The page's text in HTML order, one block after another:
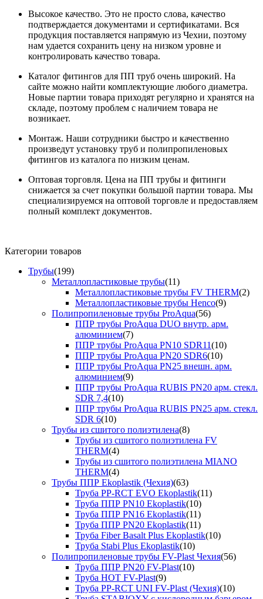
Высокое качество. Это не просто слова, качество
подтверждается документами и сертификатами. Вся
продукция поставляется напрямую из Чехии, поэтому
нам удается сохранить цену на низком уровне и
контролировать качество товара.
Каталог фитингов для ПП труб очень широкий. На
сайте можно найти комплектующие любого диаметра.
Новые партии товара приходят регулярно и хранятся на
складе, поэтому проблем с наличием товара не
возникает.
Монтаж. Наши сотрудники быстро и качественно
произведут установку труб и полипропиленовых
фитингов из каталога по низким ценам.
Оптовая торговля. Цена на ПП трубы и фитинги
снижается за счет покупки большой партии товара. Мы
специализируемся на оптовой торговле и предоставляем
полный комплект документов.
Категории товаров
Трубы(199)
Металлопластиковые трубы(11)
Металлопластиковые трубы FV THERM(2)
Металлопластиковые трубы Henco(9)
Полипропиленовые трубы ProAqua(56)
ППР трубы ProAqua DUO внутр. арм.
алюминием(7)
ППР трубы ProAqua PN10 SDR11(10)
ППР трубы ProAqua PN20 SDR6(10)
ППР трубы ProAqua PN25 внешн. арм.
алюминием(9)
ППР трубы ProAqua RUBIS PN20 арм. стекл.
SDR 7,4(10)
ППР трубы ProAqua RUBIS PN25 арм. стекл.
SDR 6(10)
Трубы из сшитого полиэтилена(8)
Трубы из сшитого полиэтилена FV
THERM(4)
Трубы из сшитого полиэтилена MIANO
THERM(4)
Трубы ППР Ekoplastik (Чехия)(63)
Труба PP-RCT EVO Ekoplastik(11)
Труба ППР PN10 Ekoplastik(10)
Труба ППР PN16 Ekoplastik(11)
Труба ППР PN20 Ekoplastik(11)
Труба Fiber Basalt Plus Ekoplastik(10)
Труба Stabi Plus Ekoplastik(10)
Полипропиленовые трубы FV-Plast Чехия(56)
Труба ППР PN20 FV-Plast(10)
Труба HOT FV-Plast(9)
Труба PP-RCT UNI FV-Plast (Чехия)(10)